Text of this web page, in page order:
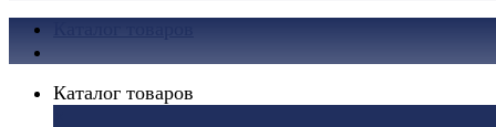
Каталог товаров